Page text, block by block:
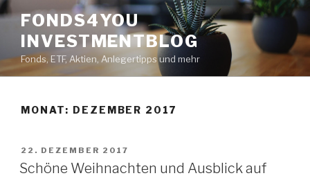
Zum
Inhalt
springen
FONDS4YOU
INVESTMENTBLOG
Fonds, ETF, Aktien, Anlegertipps und mehr
MONAT: DEZEMBER 2017
VERÖFFENTLICHT
AM
22. DEZEMBER 2017
Schöne Weihnachten und Ausblick auf